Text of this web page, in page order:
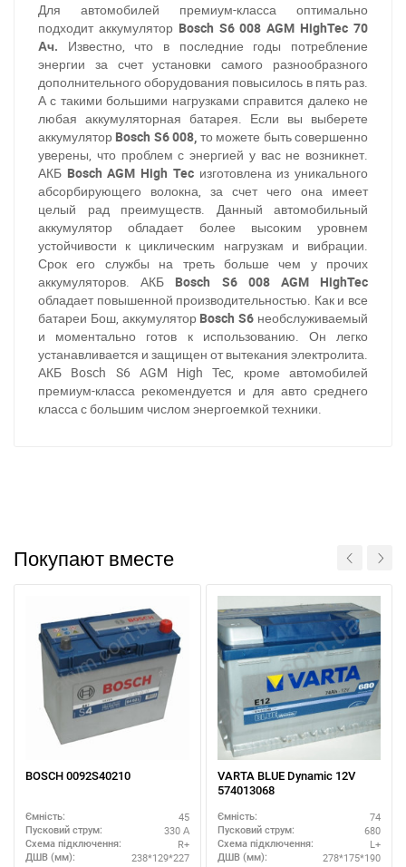
Для автомобилей премиум-класса оптимально
подходит аккумулятор Bosch S6 008 AGM HighTec 70
Ач. Известно, что в последние годы потребление
энергии за счет установки самого разнообразного
дополнительного оборудования повысилось в пять раз.
А с такими большими нагрузками справится далеко не
любая аккумуляторная батарея. Если вы выберете
аккумулятор Bosch S6 008, то можете быть совершенно
уверены, что проблем с энергией у вас не возникнет.
АКБ Bosch AGM High Tecизготовлена из уникального
абсорбирующего волокна, за счет чего она имеет
целый рад преимуществ. Данный автомобильный
аккумулятор обладает более высоким уровнем
устойчивости к циклическим нагрузкам и вибрации.
Срок его службы на треть больше чем у прочих
аккумуляторов. АКБ Bosch S6 008 AGM HighTec
обладает повышенной производительностью. Как и все
батареи Бош, аккумуляторBosch S6 необслуживаемый
и моментально готов к использованию. Он легко
устанавливается и защищен от вытекания электролита.
АКБ Bosch S6 AGM High Tec, кроме автомобилей
премиум-класса рекомендуется и для авто среднего
класса с большим числом энергоемкой техники.
Покупают вместе
BOSCH 0092S40210
Ємність: 45
Пусковий струм: 330 А
Схема підключення: R+
ДШВ (мм): 238*129*227
VARTA BLUE Dynamic 12V
574013068
Ємність: 74
Пусковий струм: 680
Схема підключення: L+
ДШВ (мм): 278*175*190
Написати в Viber